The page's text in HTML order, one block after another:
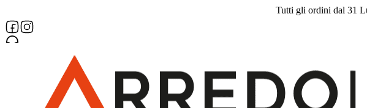
Tutti gli ordini dal 31